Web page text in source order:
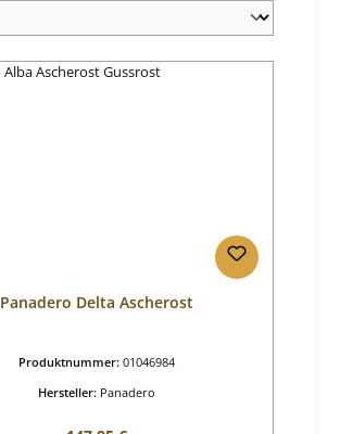
Panadero Delta Ascherost
Produktnummer: 01046984
Hersteller: Panadero